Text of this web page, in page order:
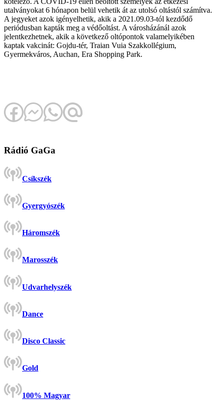
utalványokat 6 hónapon belül vehetik át az utolsó oltástól számítva.
A jegyeket azok igényelhetik, akik a 2021.09.03-tól kezdődő
periódusban kapták meg a védőoltást. A városházánál azok
jelentkezhetnek, akik a következő oltópontok valamelyikében
kaptak vakcinát: Gojdu-tér, Traian Vuia Szakkollégium,
Gyermekváros, Auchan, Era Shopping Park.
Rádió GaGa
Csíkszék
Gyergyószék
Háromszék
Marosszék
Udvarhelyszék
Dance
Disco Classic
Gold
100% Magyar